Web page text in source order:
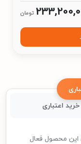
تومان
خرید اعتباری
این محصول فعال